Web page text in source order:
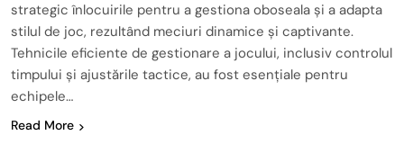
strategic înlocuirile pentru a gestiona oboseala și a adapta
stilul de joc, rezultând meciuri dinamice și captivante.
Tehnicile eficiente de gestionare a jocului, inclusiv controlul
timpului și ajustările tactice, au fost esențiale pentru
echipele…
Read More